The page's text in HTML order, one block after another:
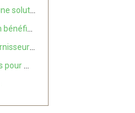
4. Comment créer une solution d'emballage personnalisée réussie
6. Choisir le bon fournisseur d'emballage